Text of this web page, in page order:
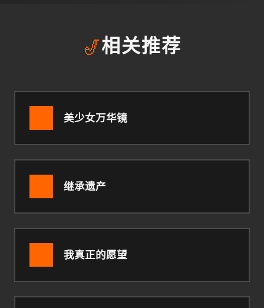
🎷相关推荐
美少女万华镜
继承遗产
我真正的愿望